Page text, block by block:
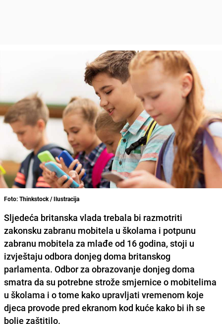
Foto: Thinkstock / Ilustracija
Sljedeća britanska vlada trebala bi razmotriti
zakonsku zabranu mobitela u školama i potpunu
zabranu mobitela za mlađe od 16 godina, stoji u
izvještaju odbora donjeg doma britanskog
parlamenta. Odbor za obrazovanje donjeg doma
smatra da su potrebne strože smjernice o mobitelima
u školama i o tome kako upravljati vremenom koje
djeca provode pred ekranom kod kuće kako bi ih se
bolje zaštitilo.